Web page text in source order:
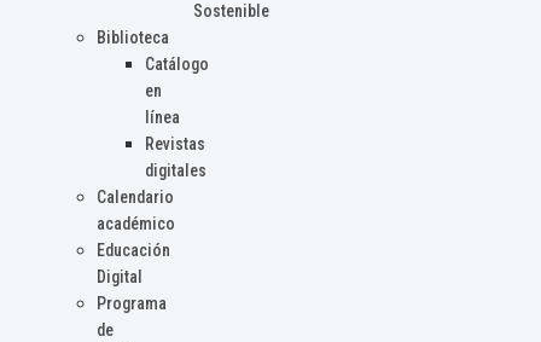
Sostenible
Biblioteca
Catálogo
en
línea
Revistas
digitales
Calendario
académico
Educación
Digital
Programa
de